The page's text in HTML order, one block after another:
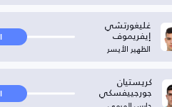
غليغورتشي
إيفريموف
الظهير الأيسر
كريستيان
جورجييفسكي